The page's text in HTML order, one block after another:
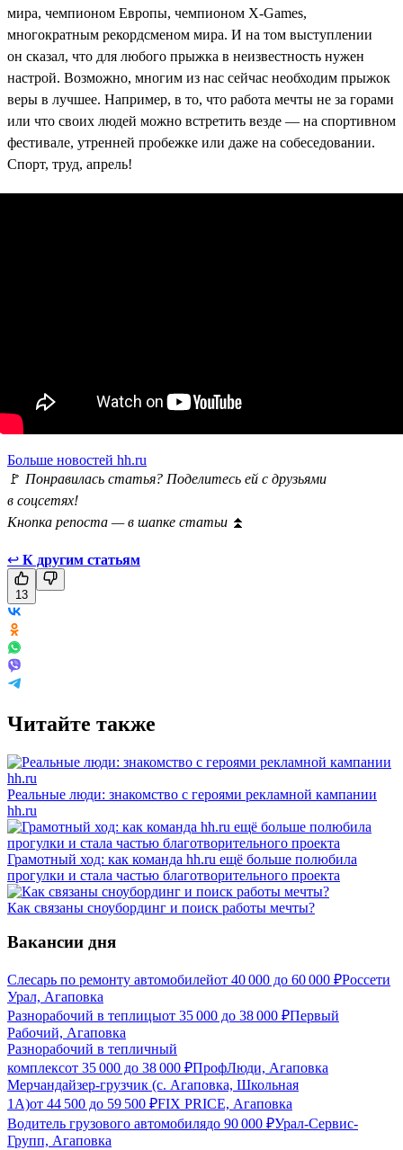
мира, чемпионом Европы, чемпионом X-Games,
многократным рекордсменом мира. И на том выступлении
он сказал, что для любого прыжка в неизвестность нужен
настрой. Возможно, многим из нас сейчас необходим прыжок
веры в лучшее. Например, в то, что работа мечты не за горами
или что своих людей можно встретить везде — на спортивном
фестивале, утренней пробежке или даже на собеседовании.
Спорт, труд, апрель!
Больше новостей hh.ru
🚩 Понравилась статья? Поделитесь ей с друзьями
в соцсетях!
Кнопка репоста — в шапке статьи ⏫
↩ К другим статьям
13
Читайте также
Реальные люди: знакомство с героями рекламной кампании
hh.ru
Грамотный ход: как команда hh.ru ещё больше полюбила
прогулки и стала частью благотворительного проекта
Как связаны сноубординг и поиск работы мечты?
Вакансии дня
Слесарь по ремонту автомобилейот 40 000 до 60 000 ₽Россети
Урал, Агаповка
Разнорабочий в теплицыот 35 000 до 38 000 ₽Первый
Рабочий, Агаповка
Разнорабочий в тепличный
комплексот 35 000 до 38 000 ₽ПрофЛюди, Агаповка
Мерчандайзер-грузчик (с. Агаповка, Школьная
1А)от 44 500 до 59 500 ₽FIX PRICE, Агаповка
Водитель грузового автомобилядо 90 000 ₽Урал-Сервис-
Групп, Агаповка